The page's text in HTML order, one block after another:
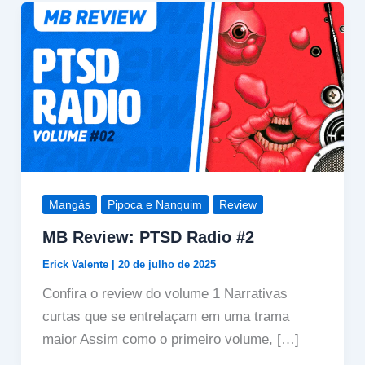
Mangás Pipoca e Nanquim Review
MB Review: PTSD Radio #2
Erick Valente 20 de julho de 2025
Confira o review do volume 1 Narrativas
curtas que se entrelaçam em uma trama
maior Assim como o primeiro volume, […]